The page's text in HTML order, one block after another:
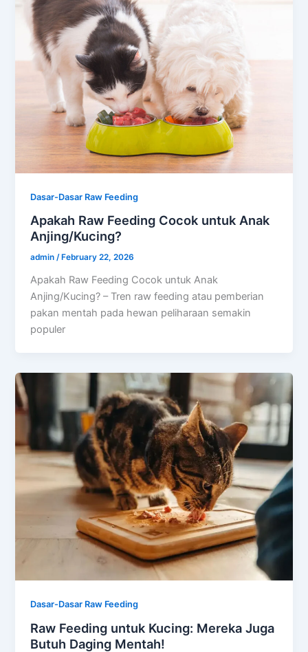
Dasar-Dasar Raw Feeding
Apakah Raw Feeding Cocok untuk Anak
Anjing/Kucing?
admin/ February 22, 2026
Apakah Raw Feeding Cocok untuk Anak
Anjing/Kucing? – Tren raw feeding atau pemberian
pakan mentah pada hewan peliharaan semakin
populer
Dasar-Dasar Raw Feeding
Raw Feeding untuk Kucing: Mereka Juga
Butuh Daging Mentah!